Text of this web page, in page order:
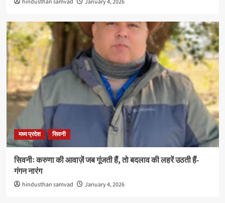
hindusthan samvad January 4, 2026
मध्य प्रदेश सिवनी
सिवनीः करुणा की आवाज़ें जब गूंजती हैं, तो बदलाव की लहरें उठती हैं-
गंगन नारंग
hindusthan samvad January 4, 2026